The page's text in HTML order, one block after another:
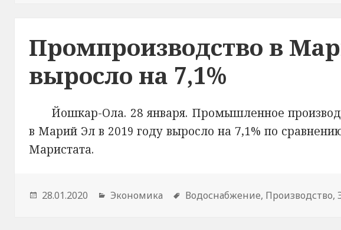
Промпроизводство в
выросло на 7,1%
Йошкар-Ола. 28 января. Промышленное
в Марий Эл в 2019 году выросло на 7,1% по
Маристата.
Опубликовано
28.01.2020 Рубрики
Экономика Метки
Водоснабжение, Производство,